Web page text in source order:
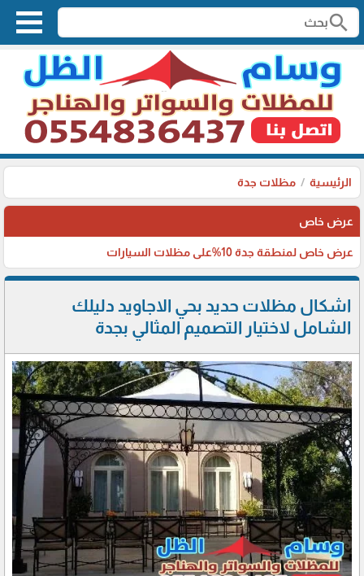
search
الرئيسية مظلات جدة
عرض خاص
عرض خاص لمنطقة جدة 10%على مظلات السيارات
اشكال مظلات حديد بحي الاجاويد دليلك
الشامل لاختيار التصميم المثالي بجدة